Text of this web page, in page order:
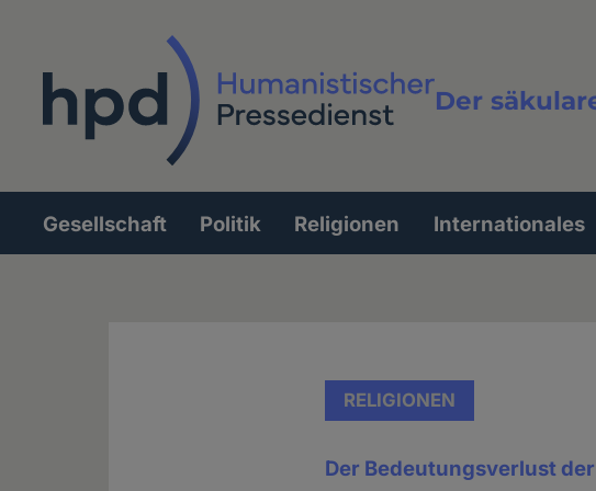
Der
Volltextsuche
Hauptnavigation
Gesellschaft Politik Religionen Internationales
RELIGIONEN
Der Bedeutungsverlust